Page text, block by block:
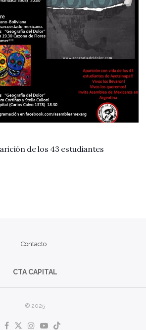
de los 43 estudiantes
Contacto
CTA CAPITAL
© 2025